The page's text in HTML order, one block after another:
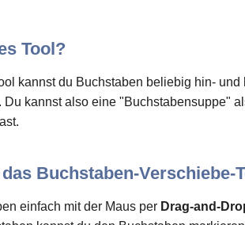
Tool?
kannst du Buchstaben beliebig hin-
kannst also eine "Buchstabensuppe"
Buchstaben-Verschiebe-
einfach mit der Maus per Drag-and-